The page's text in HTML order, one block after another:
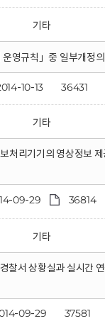
기타
운영규칙」중 일부개정
10-13 36431
기타
처리기기의 영상정보 제
09-29 36814
기타
찰서 상황실과 실시간
09-29 37581